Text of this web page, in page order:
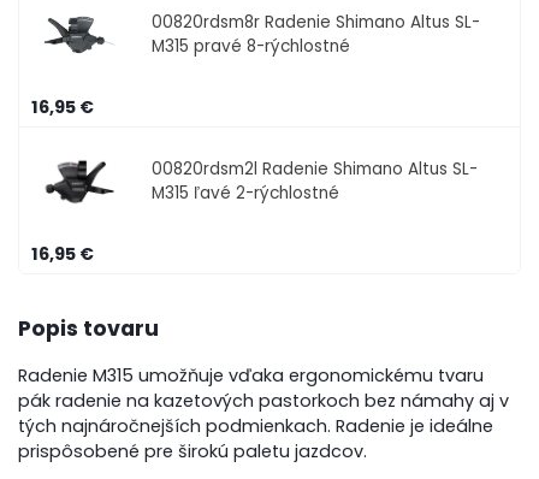
00820rdsm8r Radenie Shimano Altus SL-
M315 pravé 8-rýchlostné
16,95 €
00820rdsm2l Radenie Shimano Altus SL-
M315 ľavé 2-rýchlostné
16,95 €
Popis tovaru
Radenie M315 umožňuje vďaka ergonomickému tvaru
pák radenie na kazetových pastorkoch bez námahy aj v
tých najnáročnejších podmienkach. Radenie je ideálne
prispôsobené pre širokú paletu jazdcov.